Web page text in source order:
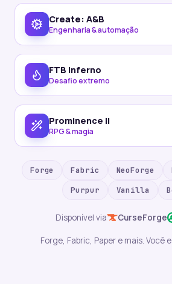
Create: A&B
Engenharia & automação
FTB Inferno
Desafio extremo
Prominence II
RPG & magia
Forge Fabric NeoForge
Purpur
Vanilla
Disponível via CurseForge
Forge, Fabric, Paper e mais. Você